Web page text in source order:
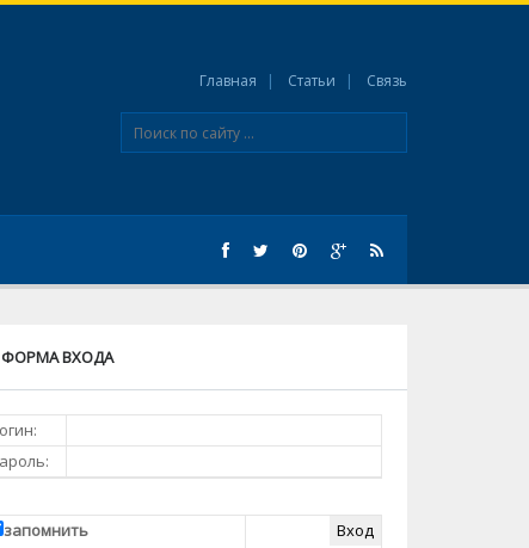
Главная Статьи Связь
ФОРМА ВХОДА
запомнить